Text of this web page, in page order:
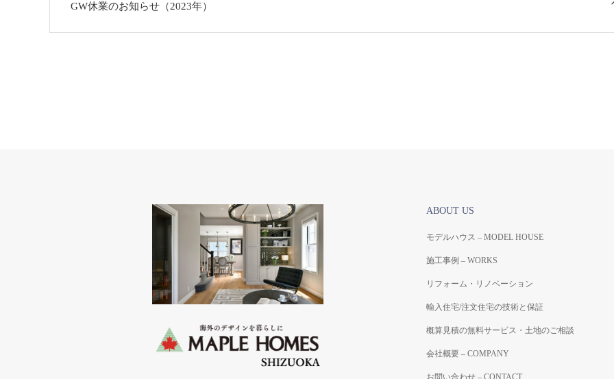
GW休業のお知らせ（2023年）
ABOUT US
モデルハウス – MODEL HOUSE
施工事例 – WORKS
リフォーム・リノベーション
輸入住宅/注文住宅の技術と保証
概算見積の無料サービス・土地のご相談
会社概要 – COMPANY
お問い合わせ – CONTACT